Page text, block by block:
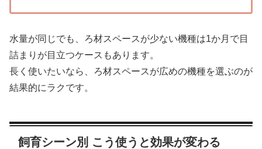
水量が同じでも、ろ材スペースが少ない機種は1か月で目
詰まりが目立つケースもあります。
長く使いたいなら、ろ材スペースが広めの機種を選ぶのが
結果的にラクです。
飼育シーン別 こう使うと効果が変わる